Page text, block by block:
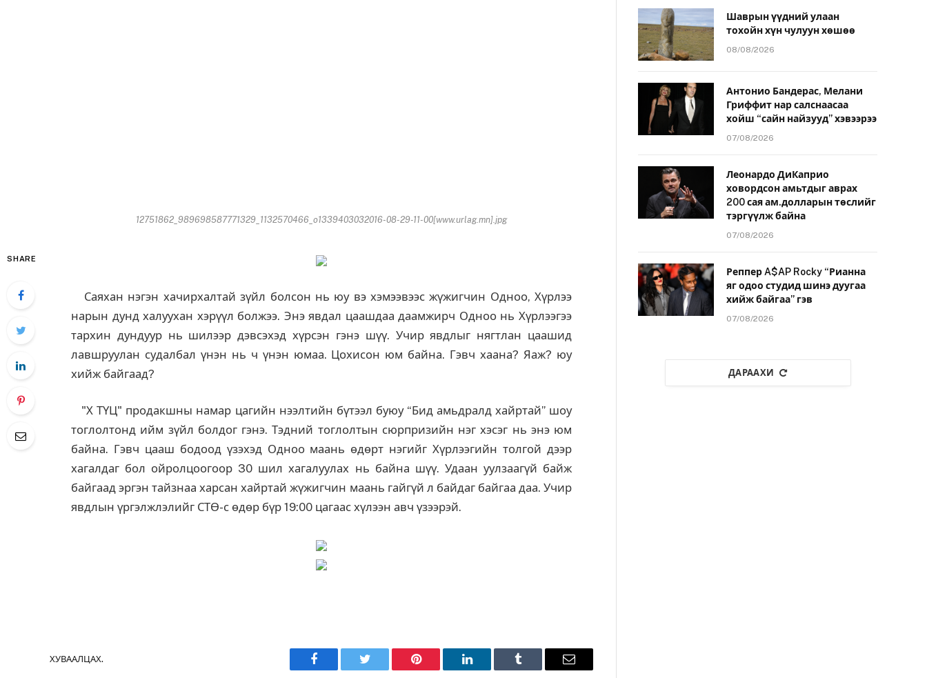
12751862_989698587771329_1132570466_o1339403032016-08-29-11-00[www.urlag.mn].jpg
SHARE
Саяхан нэгэн хачирхалтай зүйл болсон нь юу вэ хэмээвээс жүжигчин Одноо, Хүрлээ
нарын дунд халуухан хэрүүл болжээ. Энэ явдал цаашдаа даамжирч Одноо нь Хүрлээгээ
тархин дундуур нь шилээр дэвсэхэд хүрсэн гэнэ шүү. Учир явдлыг нягтлан цаашид
лавшруулан судалбал үнэн нь ч үнэн юмаа. Цохисон юм байна. Гэвч хаана? Яаж? юу
хийж байгаад?
"Х ТҮЦ" продакшны намар цагийн нээлтийн бүтээл буюу “Бид амьдралд хайртай” шоу
тоглолтонд ийм зүйл болдог гэнэ. Тэдний тоглолтын сюрпризийн нэг хэсэг нь энэ юм
байна. Гэвч цааш бодоод үзэхэд Одноо маань өдөрт нэгийг Хүрлээгийн толгой дээр
хагалдаг бол ойролцоогоор 30 шил хагалуулах нь байна шүү. Удаан уулзаагүй байж
байгаад эргэн тайзнаа харсан хайртай жүжигчин маань гайгүй л байдаг байгаа даа. Учир
явдлын үргэлжлэлийг СТӨ-с өдөр бүр 19:00 цагаас хүлээн авч үзээрэй.
ХУВААЛЦАХ.
Facebook Twitter Pinterest LinkedIn Tumblr Имэйл
Шаврын үүдний улаан
тохойн хүн чулуун хөшөө
08/08/2026
Антонио Бандерас, Мелани
Гриффит нар салснаасаа
хойш “сайн найзууд” хэвээрээ
07/08/2026
Леонардо ДиКаприо
ховордсон амьтдыг аврах
200 сая ам.долларын төслийг
тэргүүлж байна
07/08/2026
Реппер A$AP Rocky “Рианна
яг одоо студид шинэ дуугаа
хийж байгаа” гэв
07/08/2026
ДАРААХИ